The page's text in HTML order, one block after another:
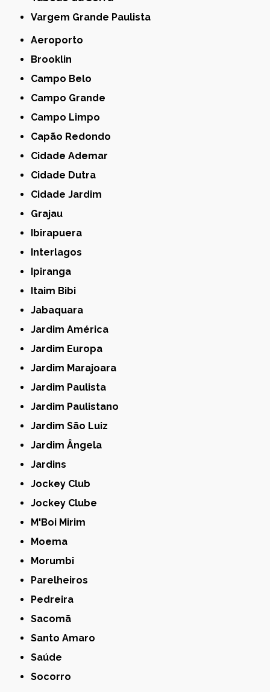
Vargem Grande Paulista
Aeroporto
Brooklin
Campo Belo
Campo Grande
Campo Limpo
Capão Redondo
Cidade Ademar
Cidade Dutra
Cidade Jardim
Grajau
Ibirapuera
Interlagos
Ipiranga
Itaim Bibi
Jabaquara
Jardim América
Jardim Europa
Jardim Marajoara
Jardim Paulista
Jardim Paulistano
Jardim São Luiz
Jardim Ângela
Jardins
Jockey Club
Jockey Clube
M'Boi Mirim
Moema
Morumbi
Parelheiros
Pedreira
Sacomã
Santo Amaro
Saúde
Socorro